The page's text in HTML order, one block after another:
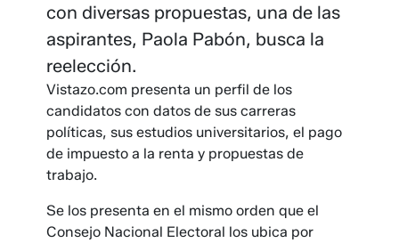
con diversas propuestas, una de las
aspirantes, Paola Pabón, busca la
reelección.
Vistazo.com presenta un perfil de los
candidatos con datos de sus carreras
políticas, sus estudios universitarios, el pago
de impuesto a la renta y propuestas de
trabajo.
Se los presenta en el mismo orden que el
Consejo Nacional Electoral los ubica por